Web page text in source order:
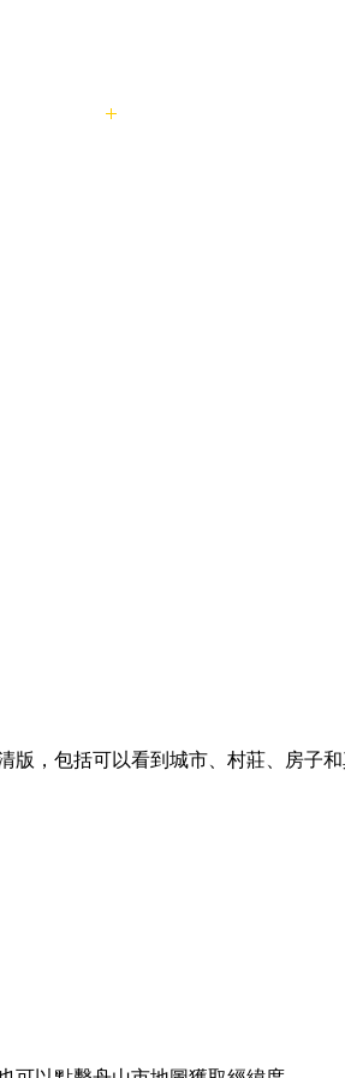
版，包括可以看到城市、村莊、房子